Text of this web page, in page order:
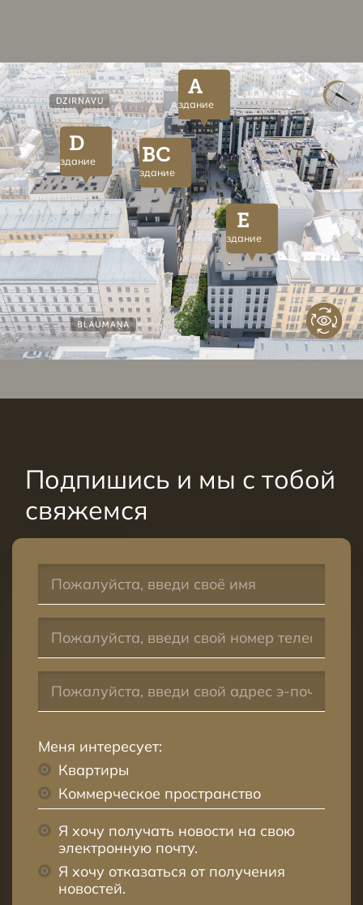
A
здание
BC
здание
D
здание
E
здание
Подпишись и мы с тобой
свяжемся
Меня интересует:
Квартиры
Коммерческое пространство
Я хочу получать новости на свою
электронную почту.
Я хочу отказаться от получения
новостей.